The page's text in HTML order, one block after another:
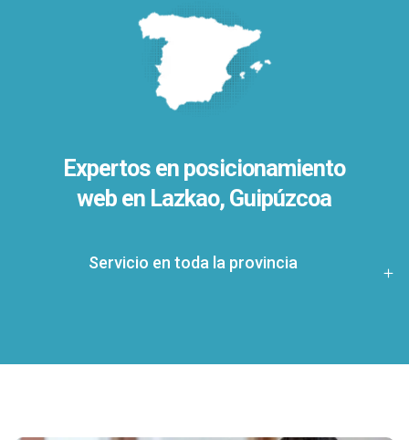
Expertos en posicionamiento
web en Lazkao, Guipúzcoa
Servicio en toda la provincia